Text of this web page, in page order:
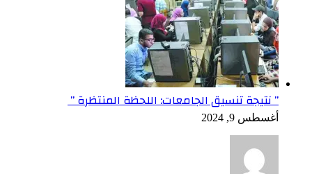
” نتيجة تنسيق الجامعات: اللحظة المنتظرة ”
أغسطس 9, 2024